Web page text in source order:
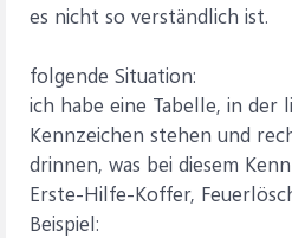
es nicht so verständlich ist.
folgende Situation:
ich habe eine Tabelle, in der
Kennzeichen stehen und
drinnen, was bei diesem
Erste-Hilfe-Koffer,
Beispiel: